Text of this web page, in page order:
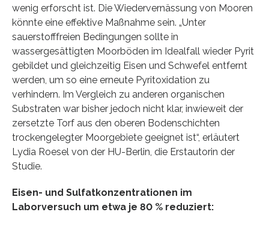
wenig erforscht ist. Die Wiedervernässung von Mooren
könnte eine effektive Maßnahme sein. „Unter
sauerstofffreien Bedingungen sollte in
wassergesättigten Moorböden im Idealfall wieder Pyrit
gebildet und gleichzeitig Eisen und Schwefel entfernt
werden, um so eine erneute Pyritoxidation zu
verhindern. Im Vergleich zu anderen organischen
Substraten war bisher jedoch nicht klar, inwieweit der
zersetzte Torf aus den oberen Bodenschichten
trockengelegter Moorgebiete geeignet ist“, erläutert
Lydia Roesel von der HU-Berlin, die Erstautorin der
Studie.
Eisen- und Sulfatkonzentrationen im
Laborversuch um etwa je 80 % reduziert: